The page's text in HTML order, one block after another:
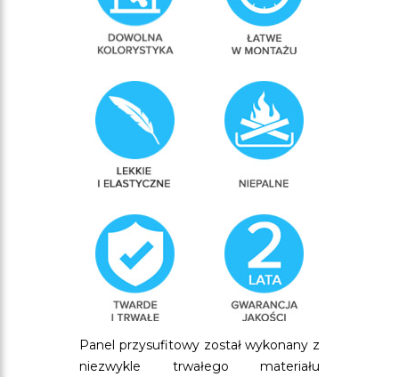
Panel przysufitowy został wykonany z
niezwykle trwałego materiału